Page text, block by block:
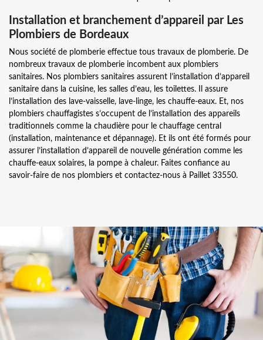
Installation et branchement d’appareil par Les
Plombiers de Bordeaux
Nous société de plomberie effectue tous travaux de plomberie. De
nombreux travaux de plomberie incombent aux plombiers
sanitaires. Nos plombiers sanitaires assurent l’installation d’appareil
sanitaire dans la cuisine, les salles d’eau, les toilettes. Il assure
l’installation des lave-vaisselle, lave-linge, les chauffe-eaux. Et, nos
plombiers chauffagistes s’occupent de l’installation des appareils
traditionnels comme la chaudière pour le chauffage central
(installation, maintenance et dépannage). Et ils ont été formés pour
assurer l’installation d’appareil de nouvelle génération comme les
chauffe-eaux solaires, la pompe à chaleur. Faites confiance au
savoir-faire de nos plombiers et contactez-nous à Paillet 33550.